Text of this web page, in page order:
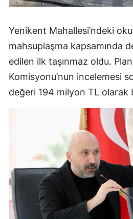
Yenikent Mahallesi’ndeki
mahsuplaşma kapsamında
edilen ilk taşınmaz oldu.
Komisyonu’nun incelemesi
değeri 194 milyon TL olarak